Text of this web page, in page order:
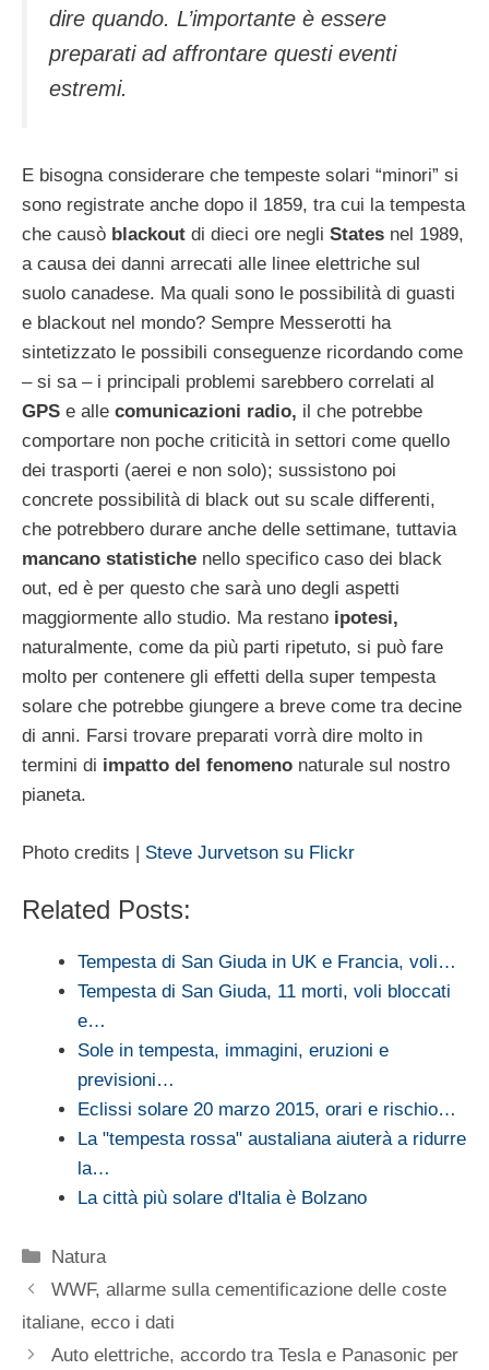
dire quando. L’importante è essere
preparati ad affrontare questi eventi
estremi.
E bisogna considerare che tempeste solari “minori” si
sono registrate anche dopo il 1859, tra cui la tempesta
che causò blackout di dieci ore negli States nel 1989,
a causa dei danni arrecati alle linee elettriche sul
suolo canadese. Ma quali sono le possibilità di guasti
e blackout nel mondo? Sempre Messerotti ha
sintetizzato le possibili conseguenze ricordando come
– si sa – i principali problemi sarebbero correlati al
GPS e alle comunicazioni radio, il che potrebbe
comportare non poche criticità in settori come quello
dei trasporti (aerei e non solo); sussistono poi
concrete possibilità di black out su scale differenti,
che potrebbero durare anche delle settimane, tuttavia
mancano statistiche nello specifico caso dei black
out, ed è per questo che sarà uno degli aspetti
maggiormente allo studio. Ma restano ipotesi,
naturalmente, come da più parti ripetuto, si può fare
molto per contenere gli effetti della super tempesta
solare che potrebbe giungere a breve come tra decine
di anni. Farsi trovare preparati vorrà dire molto in
termini di impatto del fenomeno naturale sul nostro
pianeta.
Photo credits | Steve Jurvetson su Flickr
Related Posts:
Tempesta di San Giuda in UK e Francia, voli…
Tempesta di San Giuda, 11 morti, voli bloccati
e…
Sole in tempesta, immagini, eruzioni e
previsioni…
Eclissi solare 20 marzo 2015, orari e rischio…
La "tempesta rossa" austaliana aiuterà a ridurre
la…
La città più solare d'Italia è Bolzano
Categorie
Natura
WWF, allarme sulla cementificazione delle coste
italiane, ecco i dati
Auto elettriche, accordo tra Tesla e Panasonic per